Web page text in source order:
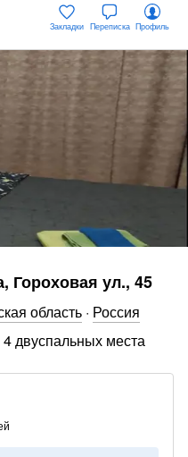
Закладки Переписка Профиль
Гороховая ул., 45
область · Россия
4 двуспальных места